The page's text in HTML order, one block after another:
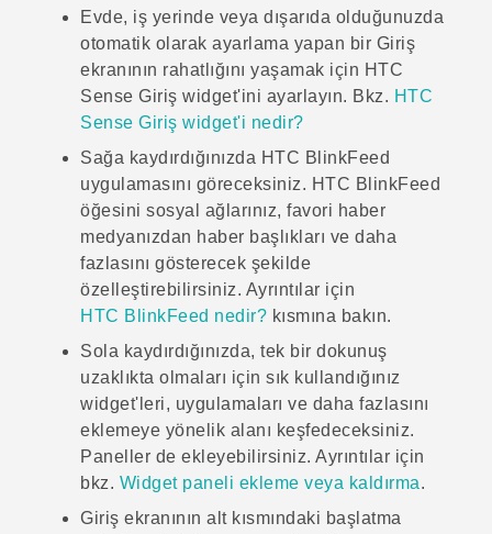
Evde, iş yerinde veya dışarıda olduğunuzda
otomatik olarak ayarlama yapan bir Giriş
ekranının rahatlığını yaşamak için HTC
Sense Giriş widget'ini ayarlayın. Bkz. HTC
Sense Giriş widget'i nedir?
Sağa kaydırdığınızda HTC BlinkFeed
uygulamasını göreceksiniz. HTC BlinkFeed
öğesini sosyal ağlarınız, favori haber
medyanızdan haber başlıkları ve daha
fazlasını gösterecek şekilde
özelleştirebilirsiniz. Ayrıntılar için
HTC BlinkFeed nedir? kısmına bakın.
Sola kaydırdığınızda, tek bir dokunuş
uzaklıkta olmaları için sık kullandığınız
widget'leri, uygulamaları ve daha fazlasını
eklemeye yönelik alanı keşfedeceksiniz.
Paneller de ekleyebilirsiniz. Ayrıntılar için
bkz. Widget paneli ekleme veya kaldırma.
Giriş ekranının alt kısmındaki başlatma